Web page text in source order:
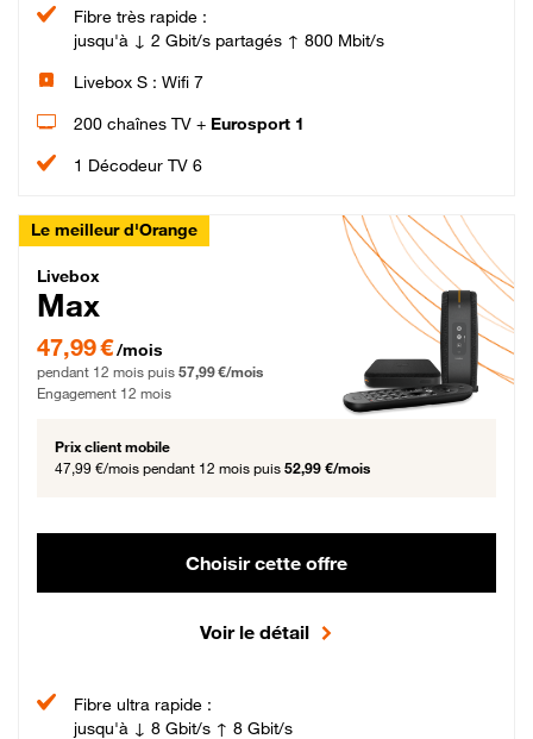
Fibre très rapide :
jusqu'à ↓ 2 Gbit/s partagés ↑ 800 Mbit/s
Livebox S : Wifi 7
200 chaînes TV + Eurosport 1
1 Décodeur TV 6
Le meilleur d'Orange
Livebox Max Fibre
Livebox
Max
47,99 € par mois pendant 12 mois puis 57,99 € par mois, Engagement 12 mois
47,99 €/mois
pendant 12 mois puis 57,99 €/mois
Engagement 12 mois
Prix client mobile
47,99 €/mois pendant 12 mois puis 52,99 €/mois
Choisir cette offre
Voir le détail
Fibre ultra rapide :
jusqu'à ↓ 8 Gbit/s ↑ 8 Gbit/s